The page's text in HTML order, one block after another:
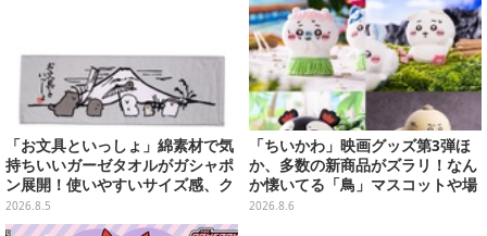
「お文具といっしょ」綿素材で気
持ちいいガーゼタオルがガシャポ
ン展開！使いやすいサイズ感、ク
ールな和柄や可愛らしいお寿司な
ど全4種
2026.8.5
「ちいかわ」映画グッズ第3弾ほ
か、多数の新商品がズラリ！なん
か懐いてる「鳥」マスコットや場
面写アイテムなど必見のラインナ
2026.8.6